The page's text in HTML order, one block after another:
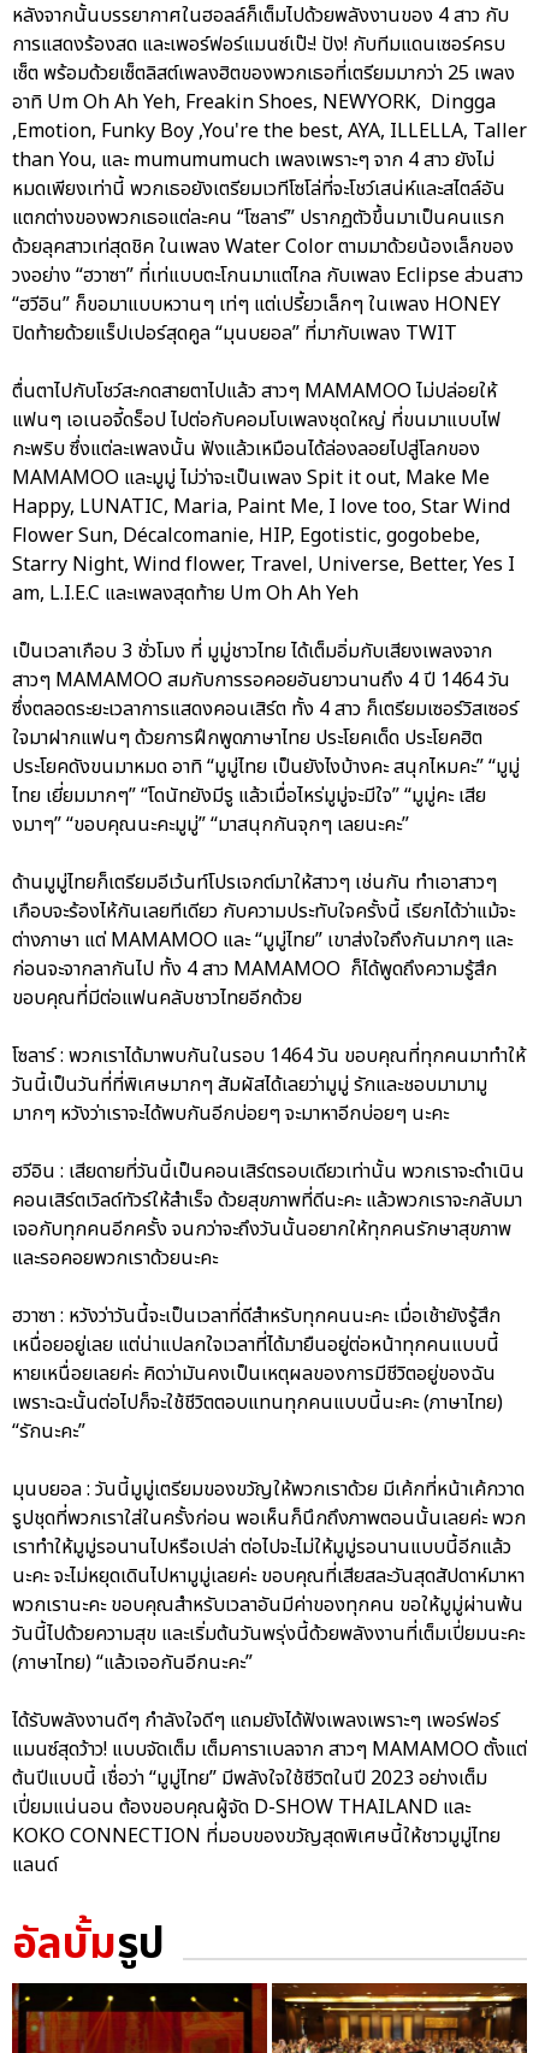
หลังจากนั้นบรรยากาศในฮอลล์ก็เต็มไปด้วยพลังงานของ 4 สาว กับ
การแสดงร้องสด และเพอร์ฟอร์แมนซ์เป๊ะ! ปัง! กับทีมแดนเซอร์ครบ
เซ็ต พร้อมด้วยเซ็ตลิสต์เพลงฮิตของพวกเธอที่เตรียมมากว่า 25 เพลง
อาทิ Um Oh Ah Yeh, Freakin Shoes, NEWYORK, Dingga
,Emotion, Funky Boy ,You're the best, AYA, ILLELLA, Taller
than You, และ mumumumuch เพลงเพราะๆ จาก 4 สาว ยังไม่
หมดเพียงเท่านี้ พวกเธอยังเตรียมเวทีโซโล่ที่จะโชว์เสน่ห์และสไตล์อัน
แตกต่างของพวกเธอแต่ละคน “โซลาร์” ปรากฏตัวขึ้นมาเป็นคนแรก
ด้วยลุคสาวเท่สุดชิค ในเพลง Water Color ตามมาด้วยน้องเล็กของ
วงอย่าง “ฮวาซา” ที่เท่แบบตะโกนมาแต่ไกล กับเพลง Eclipse ส่วนสาว
“ฮวีอิน” ก็ขอมาแบบหวานๆ เท่ๆ แต่เปรี้ยวเล็กๆ ในเพลง HONEY
ปิดท้ายด้วยแร็ปเปอร์สุดคูล “มุนบยอล” ที่มากับเพลง TWIT
ตื่นตาไปกับโชว์สะกดสายตาไปแล้ว สาวๆ MAMAMOO ไม่ปล่อยให้
แฟนๆ เอเนอจี้ดร็อป ไปต่อกับคอมโบเพลงชุดใหญ่ ที่ขนมาแบบไฟ
กะพริบ ซึ่งแต่ละเพลงนั้น ฟังแล้วเหมือนได้ล่องลอยไปสู่โลกของ
MAMAMOO และมูมู่ ไม่ว่าจะเป็นเพลง Spit it out, Make Me
Happy, LUNATIC, Maria, Paint Me, I love too, Star Wind
Flower Sun, Décalcomanie, HIP, Egotistic, gogobebe,
Starry Night, Wind flower, Travel, Universe, Better, Yes I
am, L.I.E.C และเพลงสุดท้าย Um Oh Ah Yeh
เป็นเวลาเกือบ 3 ชั่วโมง ที่ มูมู่ชาวไทย ได้เต็มอิ่มกับเสียงเพลงจาก
สาวๆ MAMAMOO สมกับการรอคอยอันยาวนานถึง 4 ปี 1464 วัน
ซึ่งตลอดระยะเวลาการแสดงคอนเสิร์ต ทั้ง 4 สาว ก็เตรียมเซอร์วิสเซอร์
ใจมาฝากแฟนๆ ด้วยการฝึกพูดภาษาไทย ประโยคเด็ด ประโยคฮิต
ประโยคดังขนมาหมด อาทิ “มูมู่ไทย เป็นยังไงบ้างคะ สนุกไหมคะ” “มูมู่
ไทย เยี่ยมมากๆ” “โดนัทยังมีรู แล้วเมื่อไหร่มูมู่จะมีใจ” “มูมู่คะ เสีย
งมาๆ” “ขอบคุณนะคะมูมู่” “มาสนุกกันจุกๆ เลยนะคะ”
ด้านมูมู่ไทยก็เตรียมอีเว้นท์โปรเจกต์มาให้สาวๆ เช่นกัน ทำเอาสาวๆ
เกือบจะร้องไห้กันเลยทีเดียว กับความประทับใจครั้งนี้ เรียกได้ว่าแม้จะ
ต่างภาษา แต่ MAMAMOO และ “มูมู่ไทย” เขาส่งใจถึงกันมากๆ และ
ก่อนจะจากลากันไป ทั้ง 4 สาว MAMAMOO ก็ได้พูดถึงความรู้สึก
ขอบคุณที่มีต่อแฟนคลับชาวไทยอีกด้วย
โซลาร์ : พวกเราได้มาพบกันในรอบ 1464 วัน ขอบคุณที่ทุกคนมาทำให้
วันนี้เป็นวันที่ที่พิเศษมากๆ สัมผัสได้เลยว่ามูมู่ รักและชอบมามามู
มากๆ หวังว่าเราจะได้พบกันอีกบ่อยๆ จะมาหาอีกบ่อยๆ นะคะ
ฮวีอิน : เสียดายที่วันนี้เป็นคอนเสิร์ตรอบเดียวเท่านั้น พวกเราจะดำเนิน
คอนเสิร์ตเวิลด์ทัวร์ให้สำเร็จ ด้วยสุขภาพที่ดีนะคะ แล้วพวกเราจะกลับมา
เจอกับทุกคนอีกครั้ง จนกว่าจะถึงวันนั้นอยากให้ทุกคนรักษาสุขภาพ
และรอคอยพวกเราด้วยนะคะ
ฮวาซา : หวังว่าวันนี้จะเป็นเวลาที่ดีสำหรับทุกคนนะคะ เมื่อเช้ายังรู้สึก
เหนื่อยอยู่เลย แต่น่าแปลกใจเวลาที่ได้มายืนอยู่ต่อหน้าทุกคนแบบนี้
หายเหนื่อยเลยค่ะ คิดว่ามันคงเป็นเหตุผลของการมีชีวิตอยู่ของฉัน
เพราะฉะนั้นต่อไปก็จะใช้ชีวิตตอบแทนทุกคนแบบนี้นะคะ (ภาษาไทย)
“รักนะคะ”
มุนบยอล : วันนี้มูมู่เตรียมของขวัญให้พวกเราด้วย มีเค้กที่หน้าเค้กวาด
รูปชุดที่พวกเราใส่ในครั้งก่อน พอเห็นก็นึกถึงภาพตอนนั้นเลยค่ะ พวก
เราทำให้มูมู่รอนานไปหรือเปล่า ต่อไปจะไม่ให้มูมู่รอนานแบบนี้อีกแล้ว
นะคะ จะไม่หยุดเดินไปหามูมู่เลยค่ะ ขอบคุณที่เสียสละวันสุดสัปดาห์มาหา
พวกเรานะคะ ขอบคุณสำหรับเวลาอันมีค่าของทุกคน ขอให้มูมู่ผ่านพ้น
วันนี้ไปด้วยความสุข และเริ่มต้นวันพรุ่งนี้ด้วยพลังงานที่เต็มเปี่ยมนะคะ
(ภาษาไทย) “แล้วเจอกันอีกนะคะ”
ได้รับพลังงานดีๆ กำลังใจดีๆ แถมยังได้ฟังเพลงเพราะๆ เพอร์ฟอร์
แมนซ์สุดว้าว! แบบจัดเต็ม เต็มคาราเบลจาก สาวๆ MAMAMOO ตั้งแต่
ต้นปีแบบนี้ เชื่อว่า “มูมู่ไทย” มีพลังใจใช้ชีวิตในปี 2023 อย่างเต็ม
เปี่ยมแน่นอน ต้องขอบคุณผู้จัด D-SHOW THAILAND และ
KOKO CONNECTION ที่มอบของขวัญสุดพิเศษนี้ให้ชาวมูมู่ไทย
แลนด์
อัลบั้มรูป